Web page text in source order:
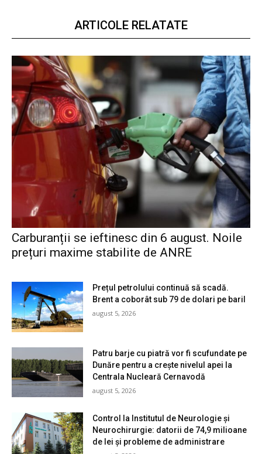
ARTICOLE RELATATE
Carburanții se ieftinesc din 6 august. Noile
prețuri maxime stabilite de ANRE
Prețul petrolului continuă să scadă.
Brent a coborât sub 79 de dolari pe baril
august 5, 2026
Patru barje cu piatră vor fi scufundate pe
Dunăre pentru a crește nivelul apei la
Centrala Nucleară Cernavodă
august 5, 2026
Control la Institutul de Neurologie și
Neurochirurgie: datorii de 74,9 milioane
de lei și probleme de administrare